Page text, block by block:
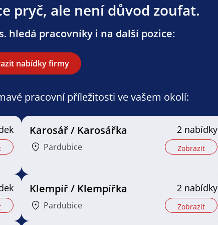
pryč, ale není důvod zoufat.
hledá pracovníky i na další pozice:
nabídky firmy
pracovní příležitosti ve vašem okolí:
Karosář / Karosářka
Pardubice
2 nabídky
Zobrazit
Klempíř / Klempířka
Pardubice
2 nabídky
Zobrazit